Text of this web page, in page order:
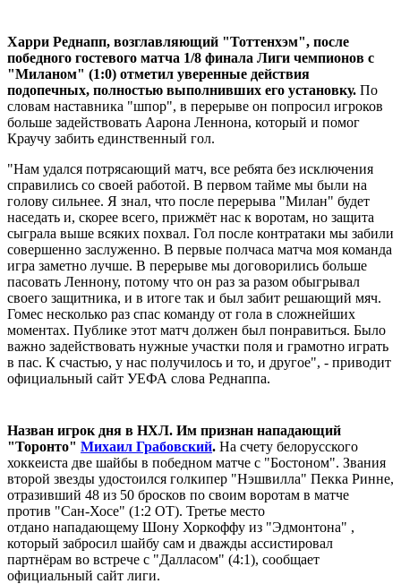
Харри Реднапп, возглавляющий "Тоттенхэм", после
победного гостевого матча 1/8 финала Лиги чемпионов с
"Миланом" (1:0) отметил уверенные действия
подопечных, полностью выполнивших его установку. По
словам наставника "шпор", в перерыве он попросил игроков
больше задействовать Аарона Леннона, который и помог
Краучу забить единственный гол.
"Нам удался потрясающий матч, все ребята без исключения
справились со своей работой. В первом тайме мы были на
голову сильнее. Я знал, что после перерыва "Милан" будет
наседать и, скорее всего, прижмёт нас к воротам, но защита
сыграла выше всяких похвал. Гол после контратаки мы забили
совершенно заслуженно. В первые полчаса матча моя команда
игра заметно лучше. В перерыве мы договорились больше
пасовать Леннону, потому что он раз за разом обыгрывал
своего защитника, и в итоге так и был забит решающий мяч.
Гомес несколько раз спас команду от гола в сложнейших
моментах. Публике этот матч должен был понравиться. Было
важно задействовать нужные участки поля и грамотно играть
в пас. К счастью, у нас получилось и то, и другое", - приводит
официальный сайт УЕФА слова Реднаппа.
Назван игрок дня в НХЛ. Им признан нападающий
"Торонто" Михаил Грабовский. На счету белорусского
хоккеиста две шайбы в победном матче с "Бостоном". Звания
второй звезды удостоился голкипер "Нэшвилла" Пекка Ринне,
отразивший 48 из 50 бросков по своим воротам в матче
против "Сан-Хосе" (1:2 ОТ). Третье место
отдано нападающему Шону Хоркоффу из "Эдмонтона" ,
который забросил шайбу сам и дважды ассистировал
партнёрам во встрече с "Далласом" (4:1), сообщает
официальный сайт лиги.